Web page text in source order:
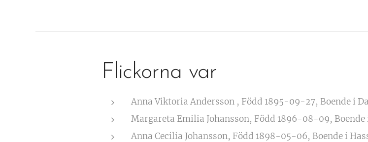
Flickorna var
Anna Viktoria Andersson , Född 1895-09-27, Boende i
Margareta Emilia Johansson, Född 1896-08-09, Boende
Anna Cecilia Johansson, Född 1898-05-06, Boende i